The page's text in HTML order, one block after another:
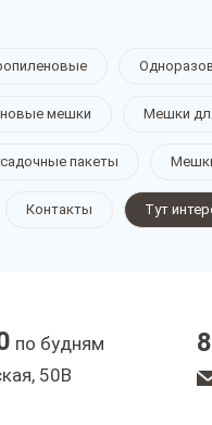
мешки Мешки
пакеты
Контакты Тут
по будням
50В